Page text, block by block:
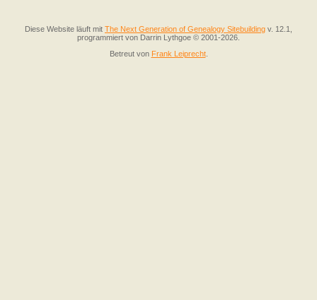
Diese Website läuft mit The Next Generation of Genealogy Sitebuilding v. 12.1,
programmiert von Darrin Lythgoe © 2001-2026.
Betreut von Frank Leiprecht.